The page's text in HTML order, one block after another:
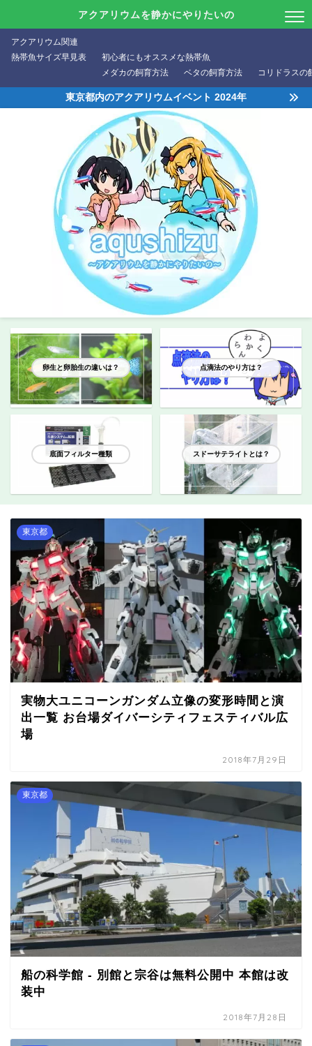
アクアリウムを静かにやりたいの
アクアリウム関連
熱帯魚サイズ早見表
初心者にもオススメな熱帯魚
メダカの飼育方法
ベタの飼育方法 コリドラスの
東京都内のアクアリウムイベント 2024年
卵生と卵胎生の違いは？ 点滴法のやり方は？
底面フィルター種類 スドーサテライトとは？
東京都
実物大ユニコーンガンダム立像の変形時間と演
出一覧 お台場ダイバーシティフェスティバル広
場
2018年7月29日
東京都
船の科学館 - 別館と宗谷は無料公開中 本館は改
装中
2018年7月28日